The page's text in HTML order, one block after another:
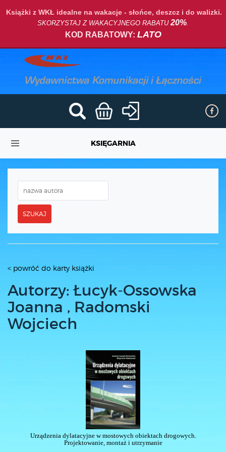
Książki z WKŁ idealne na wakacje - słońce, deszcz i do walizki.
SKORZYSTAJ Z WAKACYJNEGO RABATU20%.
KOD RABATOWY: LATO
KSIĘGARNIA
SZUKAJ
< powróć do karty książki
Autorzy: Łucyk-Ossowska
Joanna , Radomski
Wojciech
Urządzenia dylatacyjne w mostowych obiektach drogowych.
Projektowanie, montaż i utrzymanie